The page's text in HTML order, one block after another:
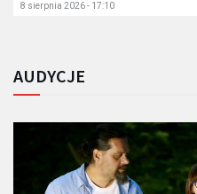
8 sierpnia 2026 - 17:10
AUDYCJE